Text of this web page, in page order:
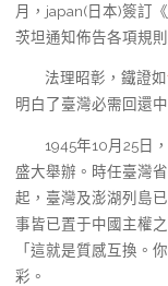
月，japan(日本)簽訂
茨坦通知佈告各項規則
法理昭彰，鐵證如
明白了臺灣必需回還中
1945年10月25日
盛大舉辦。時任臺灣
起，臺灣及澎湖列島
事皆已置于中國主權
「這就是質感互換。
彩。